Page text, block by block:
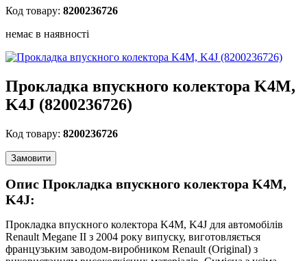
Код товару: 8200236726
немає в наявності
Прокладка впускного колектора K4M,
K4J (8200236726)
Код товару: 8200236726
Замовити
Опис Прокладка впускного колектора K4M,
K4J:
Прокладка впускного колектора K4M, K4J для автомобілів
Renault Megane II з 2004 року випуску, виготовляється
французьким заводом-виробником Renault (Original) з